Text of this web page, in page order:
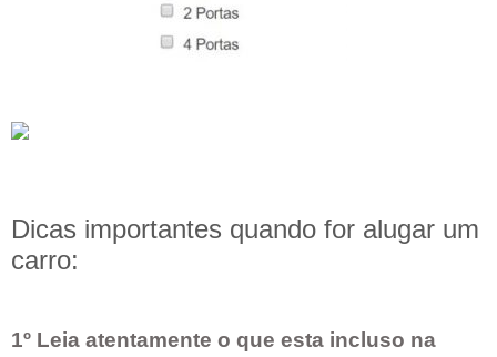
Dicas importantes quando for alugar um
carro:
1º Leia atentamente o que esta incluso na